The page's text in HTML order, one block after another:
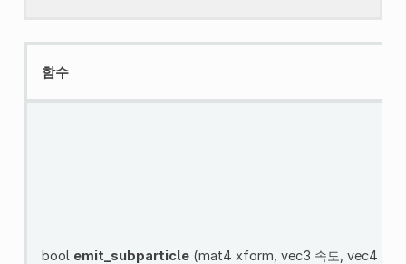
함수
bool emit_subparticle(mat4 xform, vec3 속도, vec4 색